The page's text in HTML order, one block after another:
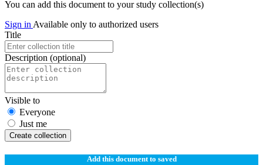
You can add this document to your study collection(s)
Sign in Available only to authorized users
Title
Description (optional)
Visible to
Everyone
Just me
Create collection
Add this document to saved